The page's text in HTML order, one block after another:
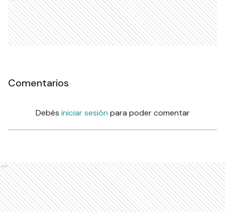
Comentarios
Debés iniciar sesión para poder comentar
Ads